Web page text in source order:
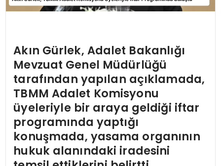
Akın Gürlek, Adalet Bakanlığı
Mevzuat Genel Müdürlüğü
tarafından yapılan açıklamada,
TBMM Adalet Komisyonu
üyeleriyle bir araya geldiği iftar
programında yaptığı
konuşmada, yasama organının
hukuk alanındaki iradesini